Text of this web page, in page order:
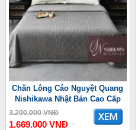
Chăn Lông Cáo Nguyệt Quang
Nishikawa Nhật Bản Cao Cấp
3.200.000 VNĐ
1.669.000 VNĐ